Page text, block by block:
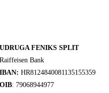
UDRUGA FENIKS SPLIT
Raiffeisen Bank
IBAN: HR8124840081135155359
OIB: 79068944977